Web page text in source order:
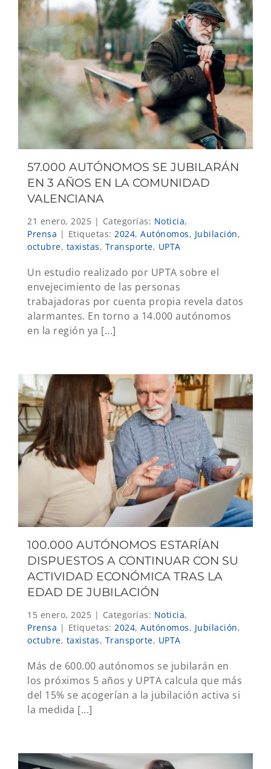
57.000 AUTÓNOMOS SE JUBILARÁN
EN 3 AÑOS EN LA COMUNIDAD
VALENCIANA
21 enero, 2025 | Categorías: Noticia,
Prensa | Etiquetas: 2024, Autónomos, Jubilación,
octubre, taxistas, Transporte, UPTA
Un estudio realizado por UPTA sobre el
envejecimiento de las personas
trabajadoras por cuenta propia revela datos
alarmantes. En torno a 14.000 autónomos
en la región ya [...]
100.000 AUTÓNOMOS ESTARÍAN
DISPUESTOS A CONTINUAR CON SU
ACTIVIDAD ECONÓMICA TRAS LA
EDAD DE JUBILACIÓN
15 enero, 2025 | Categorías: Noticia,
Prensa | Etiquetas: 2024, Autónomos, Jubilación,
octubre, taxistas, Transporte, UPTA
Más de 600.00 autónomos se jubilarán en
los próximos 5 años y UPTA calcula que más
del 15% se acogerían a la jubilación activa si
la medida [...]